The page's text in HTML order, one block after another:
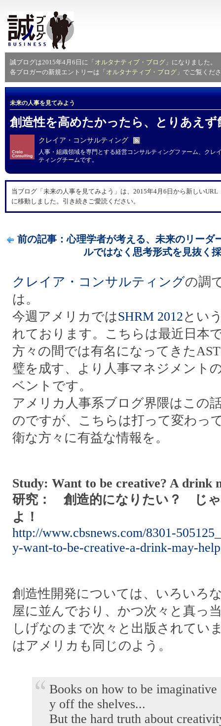
誠ブログは2015年4月6日に「 オルタナティブ・ブログ 」になりました。
各ブロガーの新規エントリーは「 オルタナティブ・ブログ 」でご覧くだ
未来の人事を見てみよう
創造性を高めたかったら、とりあえ
クレイア・コンサルティング
人事・組織領域を専門とする経営コンサルティングファーム、クレ
ティングチームです。
当ブログ「未来の人事を見てみよう」は、2015年4月6日から新しいURL
に移動しました。引き続きご愛読ください。
前の記事：心理学者が考える、未来のリーダ
ルではなく思考形式を見抜く
クレイア・コンサルティングの調
は。
今週アメリカではSHRM 2012とい
れております。こちらは最近日本
方々の間では有名になってきた
璧を成す、より人事マネジメント
ベントです。
アメリカ人事系ブログ界隈はこの
のですが、こちらは打って変わっ
衛な方々に有益な情報を。
Study: Want to be creative? A drink
研究： 創造的になりたい？ じゃ
よ！
http://www.cbsnews.com/8301-
y-want-to-be-creative-a-drink-may-help
創造性開発については、いろいろ
屋に並んでおり、かつ次々と真っ
しげなのまで次々と出版されてい
はアメリカも同じのよう。
Books on how to be
y off the shelves...
But the hard truth about